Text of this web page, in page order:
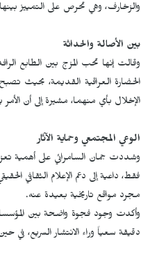
والزخارف، وهي تحرص على التمييز
بين الأصالة والحداثة
وقالت إنها تحب المزج بين الطابع
الحضارة العراقية القديمة، بحيث تصبح
الإخلال بأي منهما، مشيرة إلى أن
الوعي المجتمعي وحماية الآثار
وشددت جمان السامرائي على أهمية تعزيز
فقط، داعية إلى دعم الإعلام الثقافي
مجرد مواقع تاريخية بعيدة عنه.
وأكدت وجود فجوة واضحة بين
دقيقة سعياً وراء الانتشار السريع، في